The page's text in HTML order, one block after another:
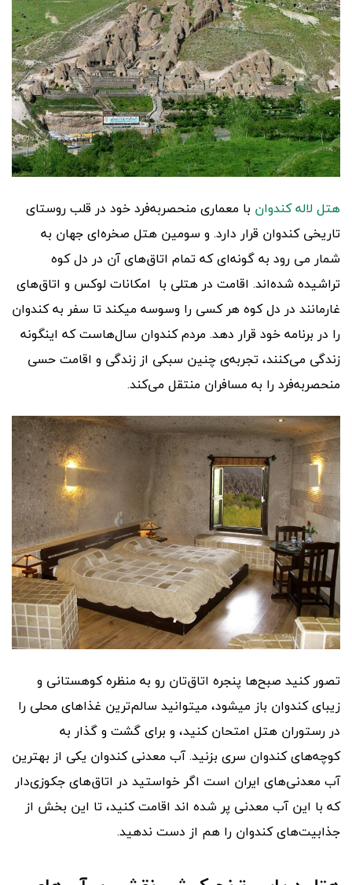
هتل لاله کندوان با معماری منحصر‌به‌فرد خود در قلب روستای
تاریخی کندوان قرار دارد. و سومین هتل صخره‌ای جهان به
شمار می رود به گونه‌ای که تمام اتاق‌های آن در دل کوه
تراشیده شده‌اند. اقامت در هتلی با امکانات لوکس و اتاق‌های
غار‌مانند در دل کوه هر کسی را وسوسه میکند تا سفر به کندوان
را در برنامه خود قرار دهد. مردم کندوان سال‌هاست که اینگونه
زندگی می‌کنند، تجربه‌ی چنین سبکی از زندگی و اقامت حسی
منحصر‌به‌فرد را به مسافران منتقل می‌کند.
تصور کنید صبح‌ها پنجره اتاق‌تان رو به منظره کوهستانی و
زیبای کندوان باز میشود، میتوانید سالم‌ترین غذاهای محلی را
در رستوران هتل امتحان کنید، و برای گشت و گذار به
کوچه‌های کندوان سری بزنید. آب معدنی کندوان یکی از بهترین
آب معدنی‌های ایران است اگر خواستید در اتاق‌های جکوزی‌دار
که با این آب معدنی پر شده اند اقامت کنید، تا این بخش از
جذابیت‌های کندوان را هم از دست ندهید.